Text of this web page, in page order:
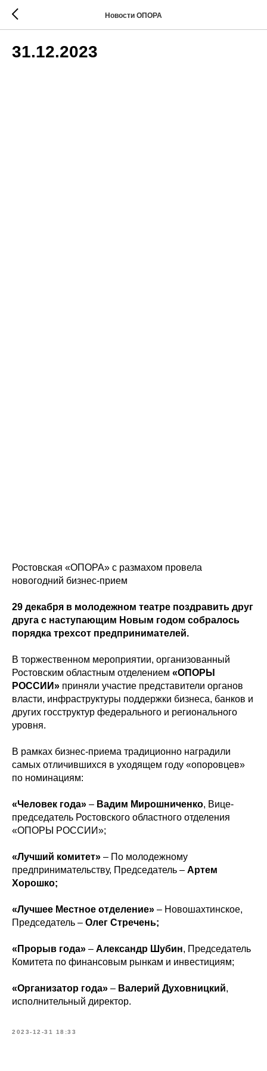
Новости ОПОРА
31.12.2023
Ростовская «ОПОРА» с размахом провела
новогодний бизнес-прием
29 декабря в молодежном театре поздравить друг
друга с наступающим Новым годом собралось
порядка трехсот предпринимателей.
В торжественном мероприятии, организованный
Ростовским областным отделением «ОПОРЫ
РОССИИ» приняли участие представители органов
власти, инфраструктуры поддержки бизнеса, банков и
других госструктур федерального и регионального
уровня.
В рамках бизнес-приема традиционно наградили
самых отличившихся в уходящем году «опоровцев»
по номинациям:
«Человек года» – Вадим Мирошниченко, Вице-
председатель Ростовского областного отделения
«ОПОРЫ РОССИИ»;
«Лучший комитет» – По молодежному
предпринимательству, Председатель – Артем
Хорошко;
«Лучшее Местное отделение» – Новошахтинское,
Председатель – Олег Стречень;
«Прорыв года» – Александр Шубин, Председатель
Комитета по финансовым рынкам и инвестициям;
«Организатор года» – Валерий Духовницкий,
исполнительный директор.
2023-12-31 18:33